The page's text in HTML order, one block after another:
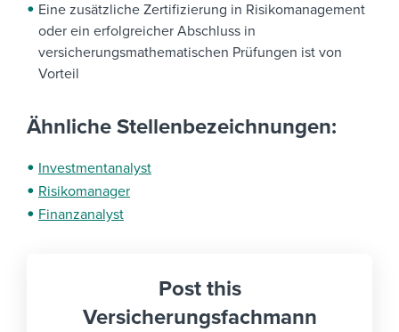
Eine zusätzliche Zertifizierung in Risikomanagement
oder ein erfolgreicher Abschluss in
versicherungsmathematischen Prüfungen ist von
Vorteil
Ähnliche Stellenbezeichnungen:
Investmentanalyst
Risikomanager
Finanzanalyst
Post this
Versicherungsfachmann